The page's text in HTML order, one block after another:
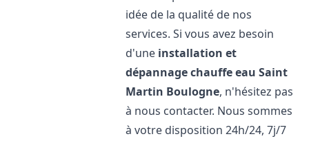
idée de la qualité de nos
services. Si vous avez besoin
d'une installation et
dépannage chauffe eau Saint
Martin Boulogne, n'hésitez pas
à nous contacter. Nous sommes
à votre disposition 24h/24, 7j/7